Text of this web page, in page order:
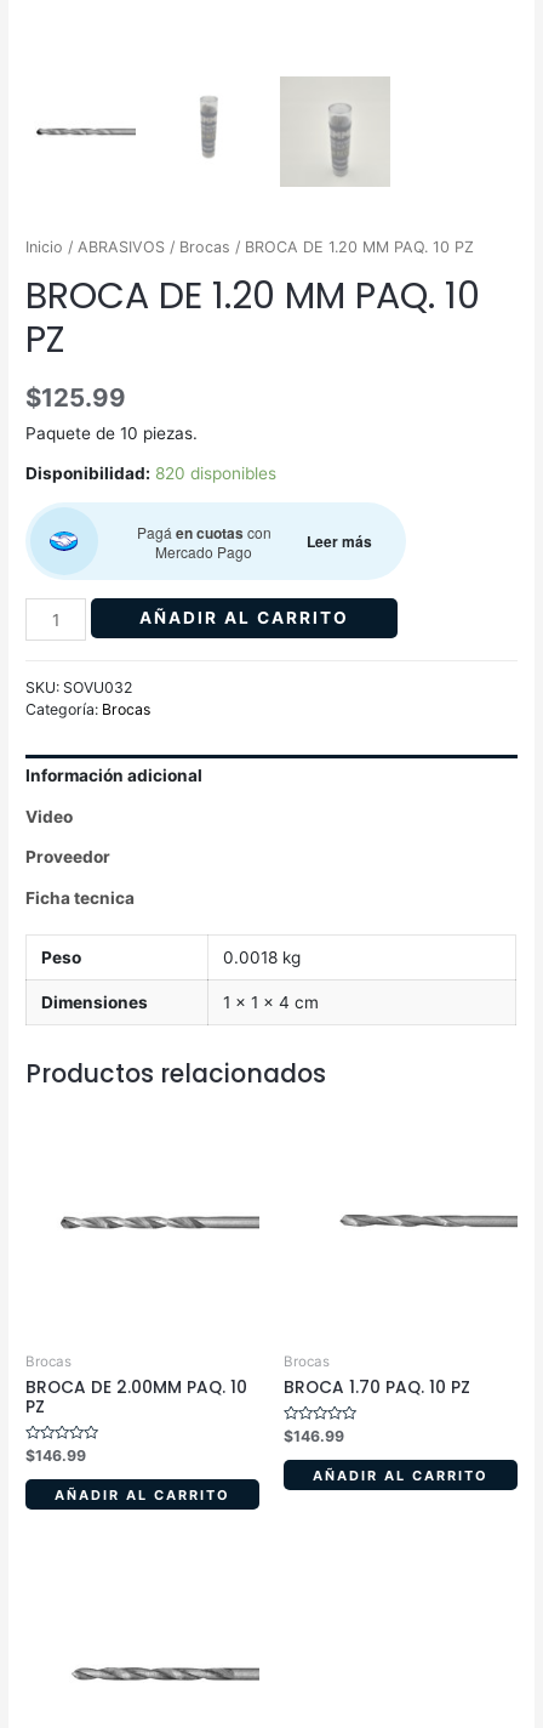
Inicio /ABRASIVOS / Brocas / BROCA DE 1.20 MM PAQ. 10 PZ
BROCA DE 1.20 MM PAQ. 10
PZ
$125.99
Paquete de 10 piezas.
Disponibilidad: 820 disponibles
Pagá en cuotas con
Mercado Pago
Leer más
AÑADIR AL CARRITO
SKU: SOVU032
Categoría: Brocas
Información adicional
Video
Proveedor
Ficha tecnica
Peso 0.0018 kg
Dimensiones 1 × 1 × 4 cm
Productos relacionados
Brocas
BROCA DE 2.00MM PAQ. 10
PZ
Valorado
en
0
5
$146.99
AÑADIR AL CARRITO
Brocas
BROCA 1.70 PAQ. 10 PZ
Valorado
en
0
5
$146.99
AÑADIR AL CARRITO